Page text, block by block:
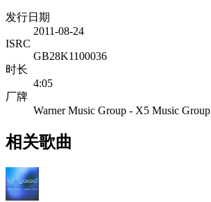
发行日期
2011-08-24
ISRC
GB28K1100036
时长
4:05
厂牌
Warner Music Group - X5 Music Group
相关歌曲